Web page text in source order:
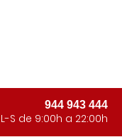
944 943 444
L-S de 9:00h a 22:00h